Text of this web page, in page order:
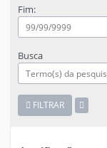
Fim:
Busca
FILTRAR